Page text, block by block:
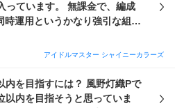
があります) ②サポートをどの
っています。 無課金で、編成
時運用というかなり強引な組み
い出4です。 現在の編成
と】灯織 Vo→【DIVA】美琴
進め
い濃縮まで終わっています。
アイドルマスター シャイニーカラーズ
すには？ 風野灯織Pで
内を目指そうと思っていま